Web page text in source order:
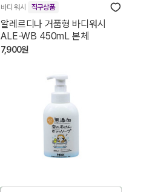
바디 워시 직구상품
알레르디나 거품형 바디워시
ALE-WB 450mL 본체
7,900원